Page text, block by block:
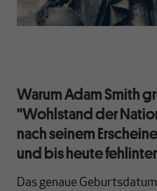
Warum Adam Smith
"Wohlstand der
nach seinem
und bis heute
Das genaue